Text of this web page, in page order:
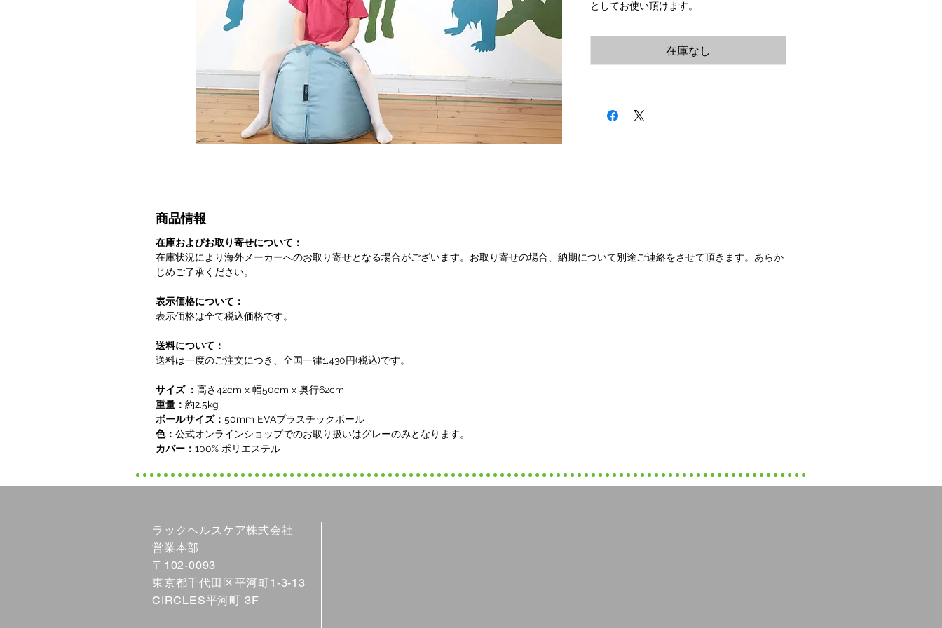
としてお使い頂けます。
在庫なし
商品情報
在庫およびお取り寄せについて：
在庫状況により海外メーカーへのお取り寄せとなる場合がございます。お取り寄せの場合、納期について別途ご連絡をさせて頂きます。あらか
じめご了承ください。
表示価格について：
表示価格は全て税込価格です。
送料について：
送料は一度のご注文につき、全国一律1,430円(税込)です。
サイズ ： 高さ42cm x 幅50cm x 奥行62cm
重量： 約2.5kg
ボールサイズ： 50mm EVAプラスチックボール
色： 公式オンラインショップでのお取り扱いはグレーのみとなります。
カバー： 100% ポリエステル
ラックヘルスケア株式会社
​営業本部
〒102-0093
東京都千代田区平河町1-3-13
CIRCLES平河町 3F